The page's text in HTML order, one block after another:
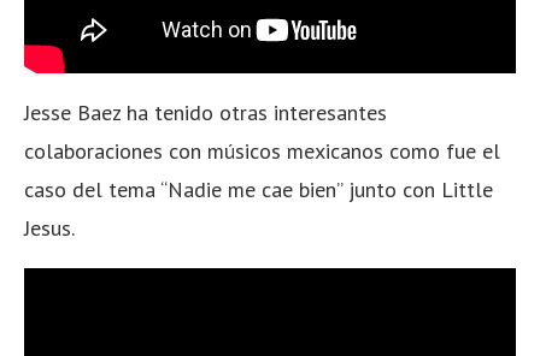
Jesse Baez ha tenido otras interesantes
colaboraciones con músicos mexicanos como fue el
caso del tema “Nadie me cae bien” junto con Little
Jesus.